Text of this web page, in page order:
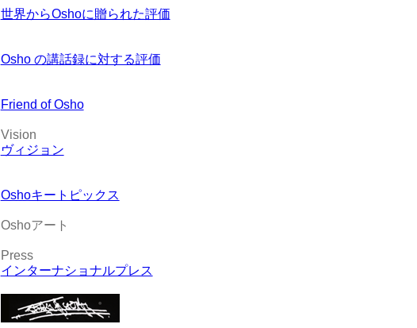
世界からOshoに贈られた評価
Osho の講話録に対する評価
Friend of Osho
Vision
ヴィジョン
Oshoキートピックス
Oshoアート
Press
インターナショナルプレス